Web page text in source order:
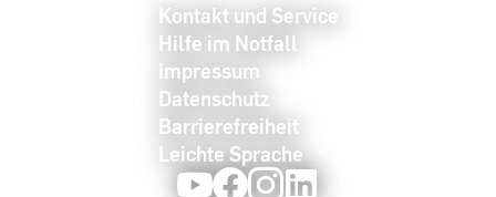
Kontakt und Service
Hilfe im Notfall
Impressum
Datenschutz
Barrierefreiheit
Leichte Sprache
YoutubeFacebookInstagram